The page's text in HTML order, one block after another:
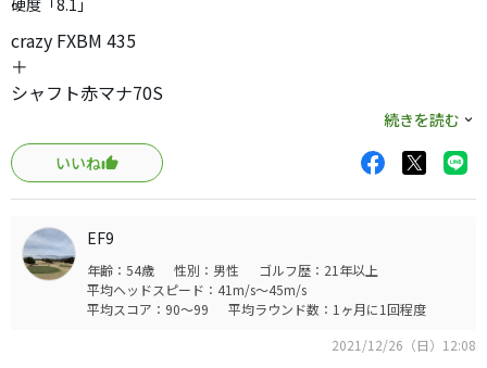
硬度「8.1」
crazy FXBM 435
＋
シャフト赤マナ70S
不満はなかったのですが よく行く近所の中古ショップに
JBEAM 435＋crazy CB 46 フレックス8.1があったので試打
させていただき シャフトの違いだと思うけど ヘッドス
ピード ボール初速が上がって！気に入ってしまいまし
た。
仕事終わり3日間通って購入を決意
続きを読む
いいね
EF9
年齢：54歳 性別：男性
ゴルフ歴：21年以上
平均ヘッドスピード：41m/s～45m/s
平均スコア：90～99
平均ラウンド数：1ヶ月に1回程度
2021/12/26（日）12:08